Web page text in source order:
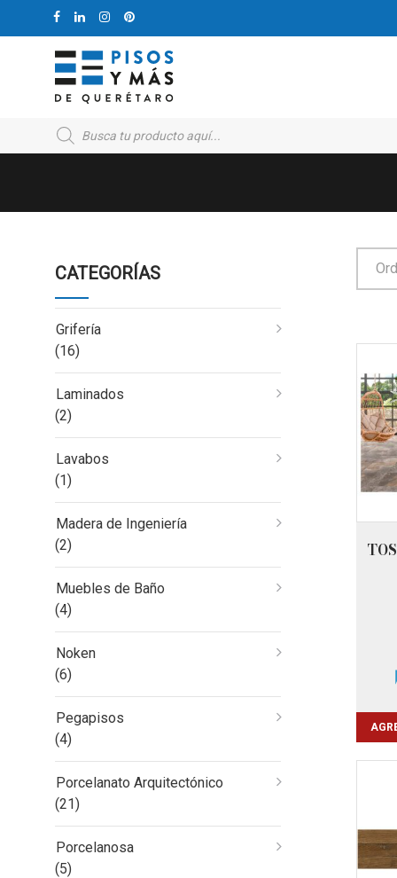
Products
search
CATEGORÍAS
Grifería
(16)
Laminados
(2)
Lavabos
(1)
Madera de Ingeniería
(2)
Muebles de Baño
(4)
Noken
(6)
Pegapisos
(4)
Porcelanato Arquitectónico
(21)
Porcelanosa
(5)